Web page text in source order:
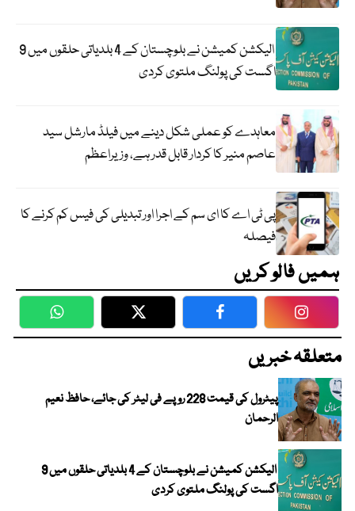
الیکشن کمیشن نے بلوچستان کے 4 بلدیاتی حلقوں میں 9
اگست کی پولنگ ملتوی کردی
معاہدے کو عملی شکل دینے میں فیلڈ مارشل سید
عاصم منیر کا کردار قابل قدر ہے، وزیراعظم
پی ٹی اے کا ای سم کے اجرا اور تبدیلی کی فیس کم کرنے کا
فیصلہ
ہمیں فالو کریں
WhatsApp Twitter Facebook
متعلقہ خبریں
پیٹرول کی قیمت 228 روپے فی لیٹر کی جائے، حافظ نعیم
الرحمان
الیکشن کمیشن نے بلوچستان کے 4 بلدیاتی حلقوں میں 9
اگست کی پولنگ ملتوی کردی